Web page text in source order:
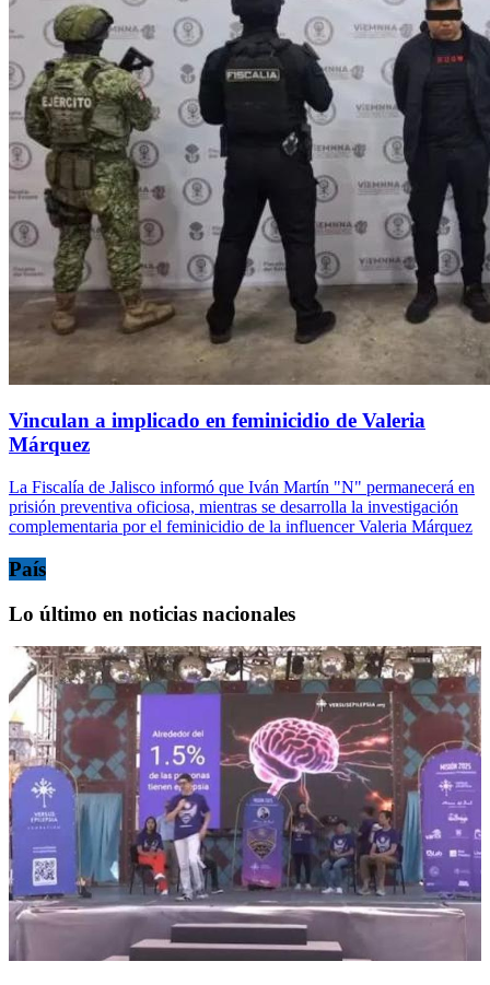
Vinculan a implicado en feminicidio de Valeria
Márquez
La Fiscalía de Jalisco informó que Iván Martín "N" permanecerá en
prisión preventiva oficiosa, mientras se desarrolla la investigación
complementaria por el feminicidio de la influencer Valeria Márquez
País
Lo último en noticias nacionales